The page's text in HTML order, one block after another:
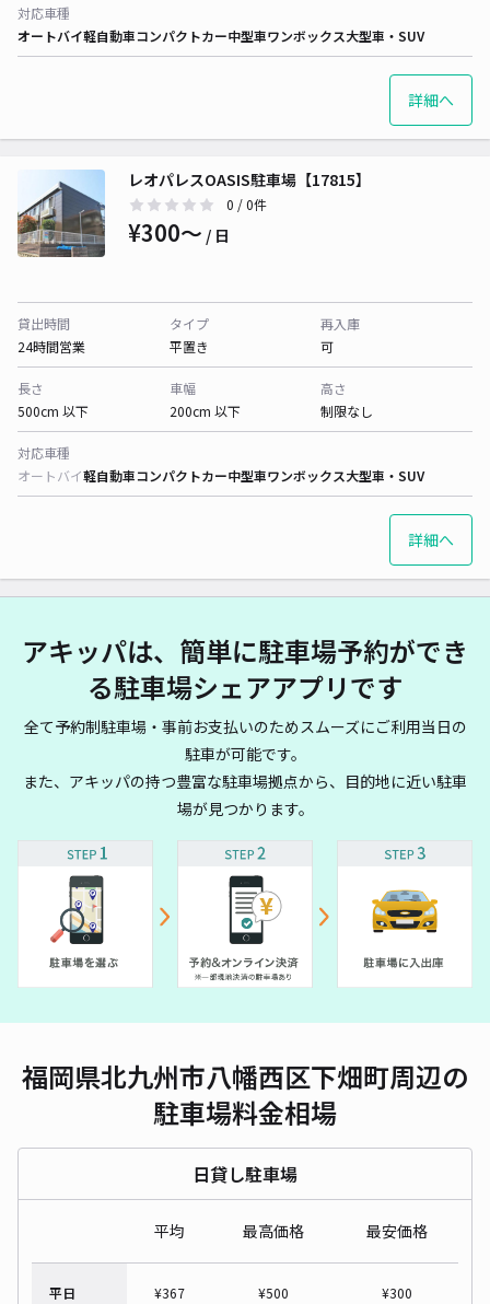
対応車種
オートバイ軽自動車コンパクトカー中型車ワンボックス大型車・SUV
詳細へ
レオパレスOASIS駐車場【17815】
0 / 0件
¥300〜 / 日
貸出時間
24時間営業
タイプ
平置き
再入庫
可
長さ
500cm 以下
車幅
200cm 以下
高さ
制限なし
対応車種
オートバイ軽自動車コンパクトカー中型車ワンボックス大型車・SUV
詳細へ
アキッパは、簡単に駐車場予約ができ
る駐車場シェアアプリです
全て予約制駐車場・事前お支払いのためスムーズにご利用当日の
駐車が可能です。
また、アキッパの持つ豊富な駐車場拠点から、目的地に近い駐車
場が見つかります。
福岡県北九州市八幡西区下畑町周辺の
駐車場料金相場
日貸し駐車場
平均 最高価格 最安価格
平日 ¥367 ¥500 ¥300